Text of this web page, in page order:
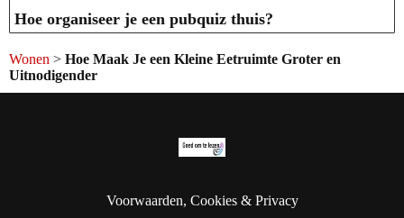
Hoe organiseer je een pubquiz thuis?
Wonen > Hoe Maak Je een Kleine Eetruimte Groter en
Uitnodigender
Voorwaarden, Cookies & Privacy